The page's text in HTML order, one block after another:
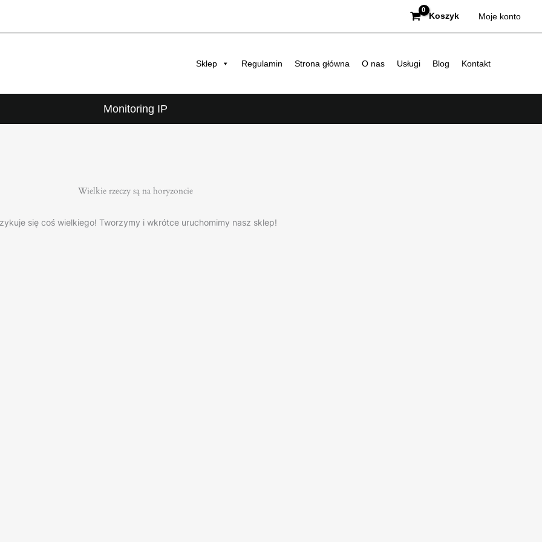
Koszyk Moje konto
Sklep Regulamin Strona główna O nas Usługi Blog Kontakt
Monitoring IP
Wielkie rzeczy są na horyzoncie
się coś wielkiego! Tworzymy i wkrótce uruchomimy nasz sklep!